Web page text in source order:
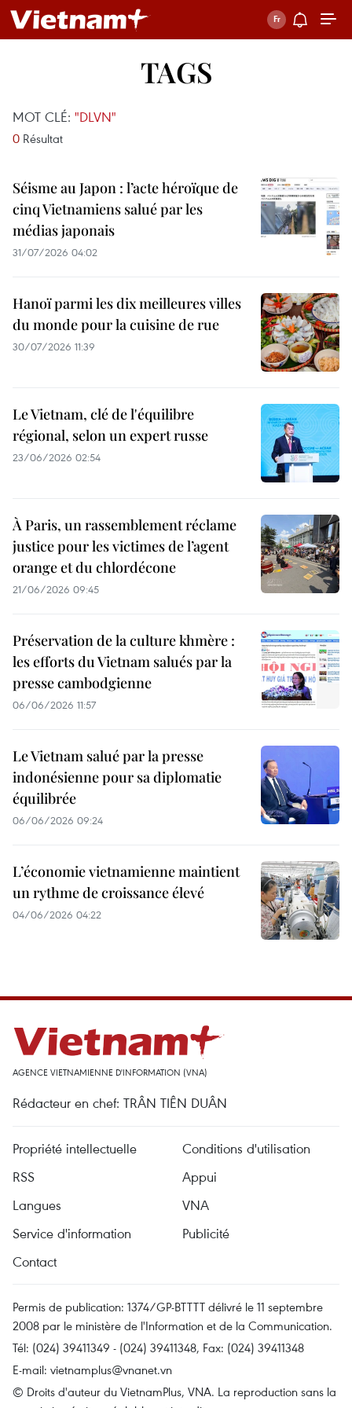
TAGS
MOT CLÉ: "DLVN"
0 Résultat
Séisme au Japon : l’acte héroïque de
cinq Vietnamiens salué par les
médias japonais
31/07/2026 04:02
Hanoï parmi les dix meilleures villes
du monde pour la cuisine de rue
30/07/2026 11:39
Le Vietnam, clé de l'équilibre
régional, selon un expert russe
23/06/2026 02:54
À Paris, un rassemblement réclame
justice pour les victimes de l’agent
orange et du chlordécone
21/06/2026 09:45
Préservation de la culture khmère :
les efforts du Vietnam salués par la
presse cambodgienne
06/06/2026 11:57
Le Vietnam salué par la presse
indonésienne pour sa diplomatie
équilibrée
06/06/2026 09:24
L’économie vietnamienne maintient
un rythme de croissance élevé
04/06/2026 04:22
AGENCE VIETNAMIENNE D'INFORMATION (VNA)
Rédacteur en chef: TRÂN TIÊN DUÂN
Propriété intellectuelle
Conditions d'utilisation
RSS
Appui
Langues
VNA
Service d'information
Publicité
Contact
Permis de publication: 1374/GP-BTTTT délivré le 11 septembre
2008 par le ministère de l'Information et de la Communication.
Tél: (024) 39411349 - (024) 39411348, Fax: (024) 39411348
E-mail: vietnamplus@vnanet.vn
© Droits d'auteur du VietnamPlus, VNA. La reproduction sans la